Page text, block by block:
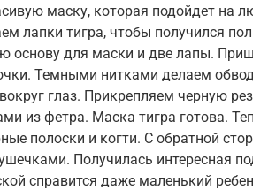
маску, которая подойдет на
лапки тигра, чтобы получился
основу для маски и две лапы.
Темными нитками делаем
глаз. Прикрепляем черную
из фетра. Маска тигра готова.
полоски и когти. С обратной
Получилась интересная
справится даже маленький